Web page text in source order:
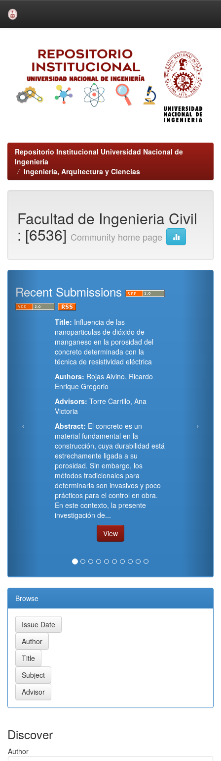
Repositorio Institucional Universidad Nacional de
Ingeniería
Ingeniería, Arquitectura y Ciencias
Facultad de Ingenieria Civil
: [6536] Community home page
Recent Submissions
Title: Influencia de las
nanoparticulas de dióxido de
manganeso en la porosidad del
concreto determinada con la
técnica de resistividad eléctrica
Authors: Rojas Alvino, Ricardo
Enrique Gregorio
Advisors: Torre Carrillo, Ana
Victoria
Abstract: El concreto es un
material fundamental en la
construcción, cuya durabilidad está
estrechamente ligada a su
porosidad. Sin embargo, los
métodos tradicionales para
determinarla son invasivos y poco
prácticos para el control en obra.
En este contexto, la presente
investigación de...
View
Browse
Discover
Author